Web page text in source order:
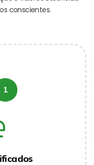
conscientes.
1